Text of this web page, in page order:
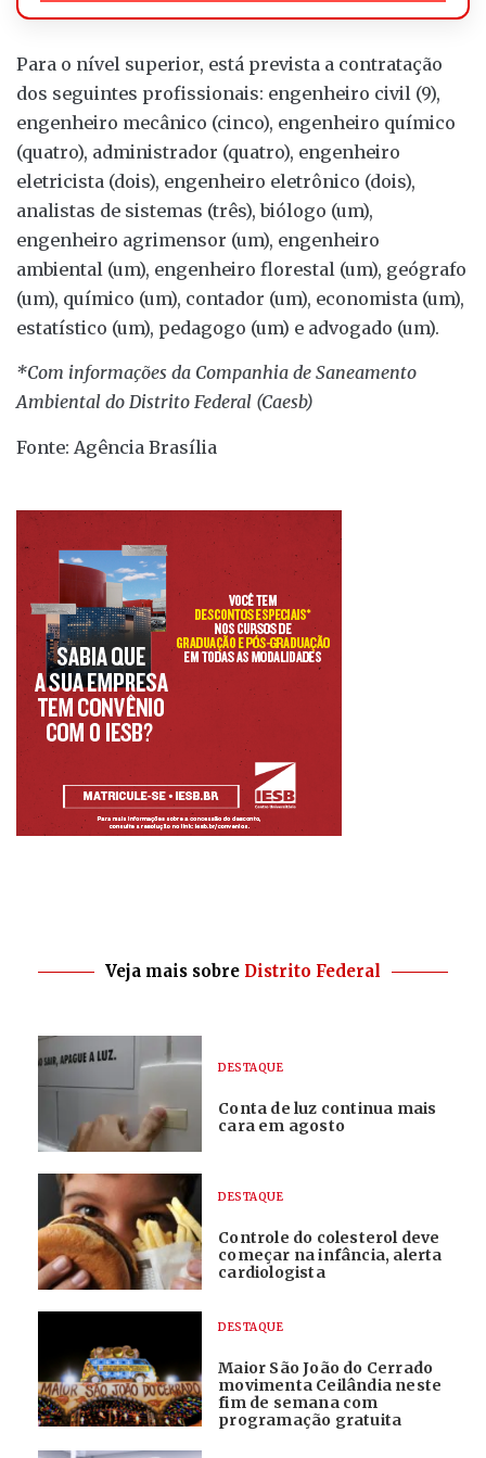
Para o nível superior, está prevista a contratação
dos seguintes profissionais: engenheiro civil (9),
engenheiro mecânico (cinco), engenheiro químico
(quatro), administrador (quatro), engenheiro
eletricista (dois), engenheiro eletrônico (dois),
analistas de sistemas (três), biólogo (um),
engenheiro agrimensor (um), engenheiro
ambiental (um), engenheiro florestal (um), geógrafo
(um), químico (um), contador (um), economista (um),
estatístico (um), pedagogo (um) e advogado (um).
*Com informações da Companhia de Saneamento
Ambiental do Distrito Federal (Caesb)
Fonte: Agência Brasília
Veja mais sobre Distrito Federal
DESTAQUE
Conta de luz continua mais
cara em agosto
DESTAQUE
Controle do colesterol deve
começar na infância, alerta
cardiologista
DESTAQUE
Maior São João do Cerrado
movimenta Ceilândia neste
fim de semana com
programação gratuita